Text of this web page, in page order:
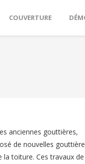
COUVERTURE
anciennes gouttières,
de nouvelles
toiture. Ces travaux de